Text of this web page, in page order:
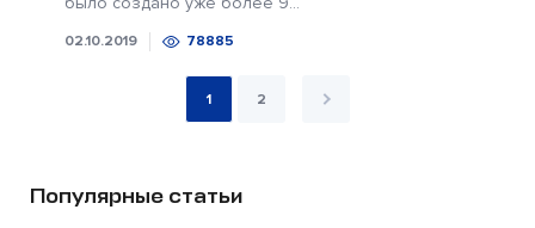
02.10.2019 78885
1 2
Популярные статьи